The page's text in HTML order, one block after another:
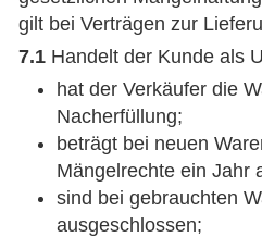
gilt bei Verträgen zur
7.1 Handelt der Kunde als
hat der Verkäufer die
Nacherfüllung;
beträgt bei neuen
Mängelrechte ein Jahr
sind bei gebrauchten
ausgeschlossen;